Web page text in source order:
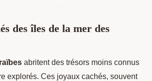
des îles de la mer des
abritent des trésors moins connus
explorés. Ces joyaux cachés, souvent